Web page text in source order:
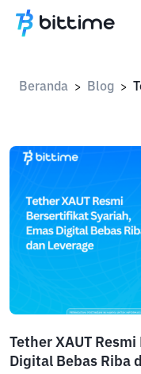
Beranda > Blog >
Tether XAUT
Digital Bebas Riba